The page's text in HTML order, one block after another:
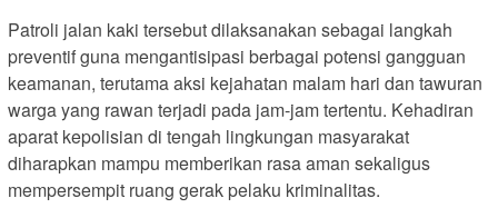
Patroli jalan kaki tersebut dilaksanakan sebagai langkah
preventif guna mengantisipasi berbagai potensi gangguan
keamanan, terutama aksi kejahatan malam hari dan tawuran
warga yang rawan terjadi pada jam-jam tertentu. Kehadiran
aparat kepolisian di tengah lingkungan masyarakat
diharapkan mampu memberikan rasa aman sekaligus
mempersempit ruang gerak pelaku kriminalitas.